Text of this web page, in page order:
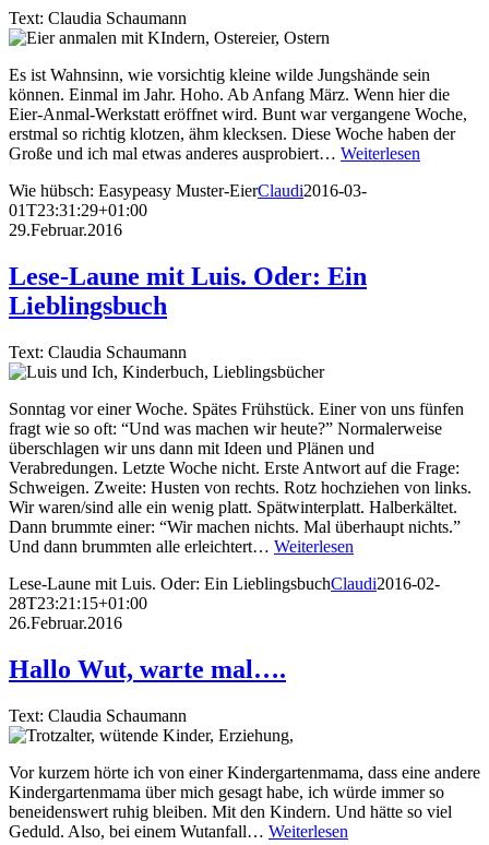
Text: Claudia Schaumann
Es ist Wahnsinn, wie vorsichtig kleine wilde Jungshände sein
können. Einmal im Jahr. Hoho. Ab Anfang März. Wenn hier die
Eier-Anmal-Werkstatt eröffnet wird. Bunt war vergangene Woche,
erstmal so richtig klotzen, ähm klecksen. Diese Woche haben der
Große und ich mal etwas anderes ausprobiert… Weiterlesen
Wie hübsch: Easypeasy Muster-EierClaudi2016-03-
01T23:31:29+01:00
29.Februar.2016
Lese-Laune mit Luis. Oder: Ein
Lieblingsbuch
Text: Claudia Schaumann
Sonntag vor einer Woche. Spätes Frühstück. Einer von uns fünfen
fragt wie so oft: “Und was machen wir heute?” Normalerweise
überschlagen wir uns dann mit Ideen und Plänen und
Verabredungen. Letzte Woche nicht. Erste Antwort auf die Frage:
Schweigen. Zweite: Husten von rechts. Rotz hochziehen von links.
Wir waren/sind alle ein wenig platt. Spätwinterplatt. Halberkältet.
Dann brummte einer: “Wir machen nichts. Mal überhaupt nichts.”
Und dann brummten alle erleichtert… Weiterlesen
Lese-Laune mit Luis. Oder: Ein LieblingsbuchClaudi2016-02-
28T23:21:15+01:00
26.Februar.2016
Hallo Wut, warte mal….
Text: Claudia Schaumann
Vor kurzem hörte ich von einer Kindergartenmama, dass eine andere
Kindergartenmama über mich gesagt habe, ich würde immer so
beneidenswert ruhig bleiben. Mit den Kindern. Und hätte so viel
Geduld. Also, bei einem Wutanfall… Weiterlesen